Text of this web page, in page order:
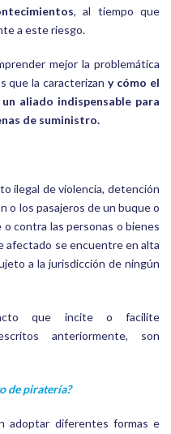
, al tiempo que
a este riesgo.
mejor la problemática
que la caracterizany cómo el
aliado indispensable para
de suministro.
ilegal de violencia, detención
o los pasajeros de un buque o
contra las personas o bienes
afectado se encuentre en alta
a la jurisdicción de ningún
que incite o facilite
anteriormente, son
de piratería?
adoptar diferentes formas e